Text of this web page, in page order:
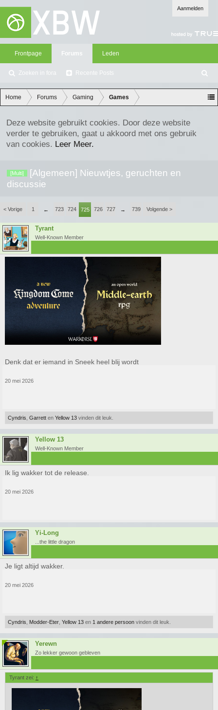
Aanmelden
Frontpage Forums
Zoeken in fora Recente Posts
Leden
oe
ke
n
Home Forums Gaming Games
Deze website gebruikt cookies. Door deze website
verder te gebruiken, gaat u akkoord met ons gebruik
van cookies. Leer Meer.
[Multi]
[Algemeen] Nieuwtjes, geruchten en
discussie
< Vorige 1 ← 723 724 725 726 727 → 739 Volgende >
Tyrant
Well-Known Member
Denk dat er iemand in Sneek heel blij wordt
20 mei 2026
Cyndris Garrett en Yellow 13 vinden dit leuk.
Yellow 13
Well-Known Member
Ik lig wakker tot de release.
20 mei 2026
Yi-Long
...the little dragon
Je ligt altijd wakker.
20 mei 2026
Cyndris Modder-Eter Yellow 13 en 1 andere persoon vinden dit leuk.
Yerewn
Zo lekker gewoon gebleven
Tyrant zei: ↑